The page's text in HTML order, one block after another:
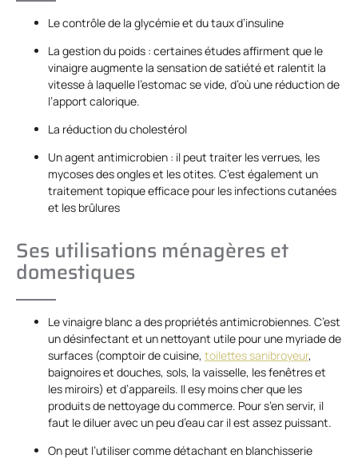
Le contrôle de la glycémie et du taux d’insuline
La gestion du poids : certaines études affirment que le
vinaigre augmente la sensation de satiété et ralentit la
vitesse à laquelle l’estomac se vide, d’où une réduction de
l’apport calorique.
La réduction du cholestérol
Un agent antimicrobien : il peut traiter les verrues, les
mycoses des ongles et les otites. C’est également un
traitement topique efficace pour les infections cutanées
et les brûlures
Ses utilisations ménagères et
domestiques
Le vinaigre blanc a des propriétés antimicrobiennes. C’est
un désinfectant et un nettoyant utile pour une myriade de
surfaces (comptoir de cuisine, toilettes sanibroyeur,
baignoires et douches, sols, la vaisselle, les fenêtres et
les miroirs) et d’appareils. Il esy moins cher que les
produits de nettoyage du commerce. Pour s’en servir, il
faut le diluer avec un peu d’eau car il est assez puissant.
On peut l’utiliser comme détachant en blanchisserie